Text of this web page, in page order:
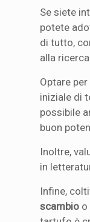
Se siete
potete
di tutto,
alla
Optare per
iniziale di
possibile
buon
Inoltre,
in
Infine,
scambio o